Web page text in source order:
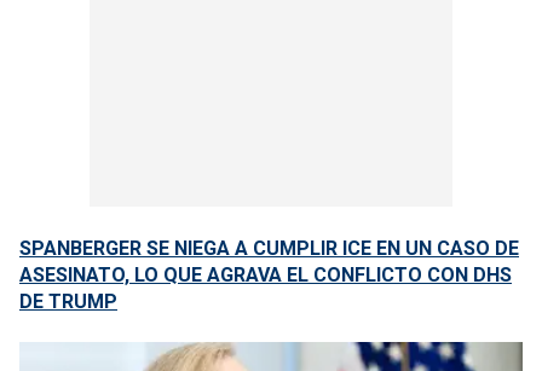
SPANBERGER SE NIEGA A CUMPLIR ICE EN UN CASO DE
ASESINATO, LO QUE AGRAVA EL CONFLICTO CON DHS
DE TRUMP